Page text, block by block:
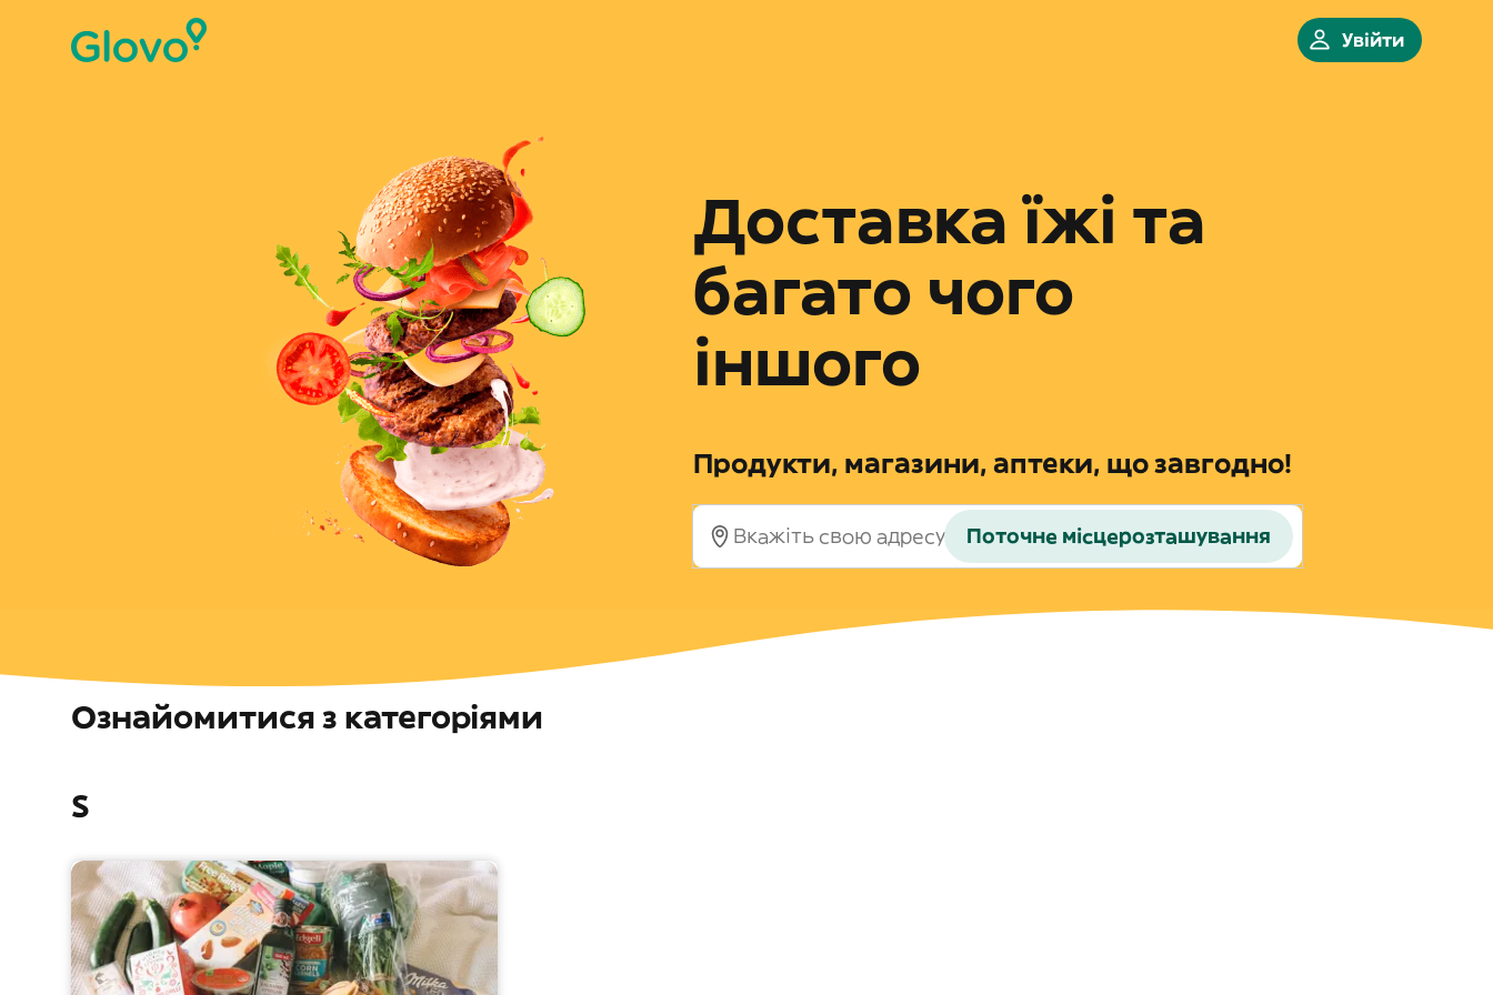
Увійти
Доставка їжі та
багато чого
іншого
Продукти, магазини, аптеки, що завгодно!
Поточне місцерозташування
Ознайомитися з категоріями
S